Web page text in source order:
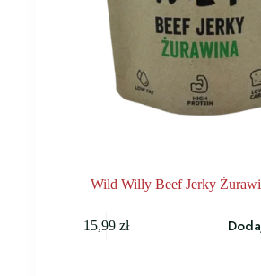
Wild Willy Beef Jerky
15,99zł